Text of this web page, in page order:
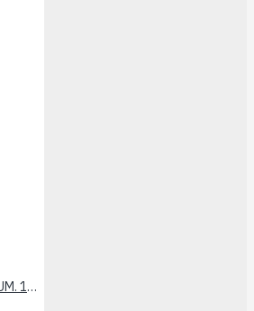
RAD. NAVIJAK EK GUM. 1/2" CALEFFI